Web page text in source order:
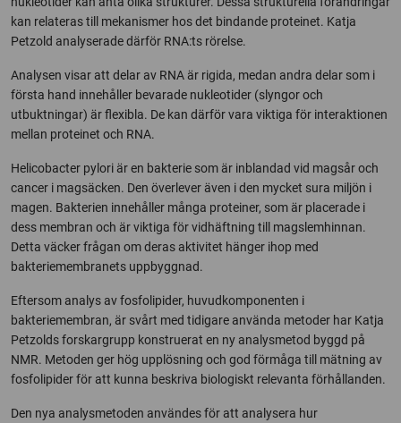
kan relateras till mekanismer hos det bindande proteinet. Katja
Petzold analyserade därför RNA:ts rörelse.
Analysen visar att delar av RNA är rigida, medan andra delar som i
första hand innehåller bevarade nukleotider (slyngor och
utbuktningar) är flexibla. De kan därför vara viktiga för interaktionen
mellan proteinet och RNA.
Helicobacter pylori är en bakterie som är inblandad vid magsår och
cancer i magsäcken. Den överlever även i den mycket sura miljön i
magen. Bakterien innehåller många proteiner, som är placerade i
dess membran och är viktiga för vidhäftning till magslemhinnan.
Detta väcker frågan om deras aktivitet hänger ihop med
bakteriemembranets uppbyggnad.
Eftersom analys av fosfolipider, huvudkomponenten i
bakteriemembran, är svårt med tidigare använda metoder har Katja
Petzolds forskargrupp konstruerat en ny analysmetod byggd på
NMR. Metoden ger hög upplösning och god förmåga till mätning av
fosfolipider för att kunna beskriva biologiskt relevanta förhållanden.
Den nya analysmetoden användes för att analysera hur